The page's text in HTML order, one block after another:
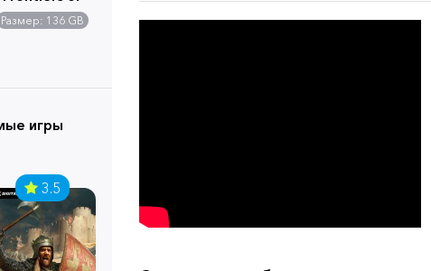
Pandora
Размер: 136 GB
игры
3.5